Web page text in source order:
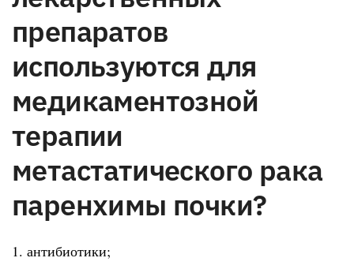
препаратов
используются для
медикаментозной
терапии
метастатического рака
паренхимы почки?
1. антибиотики;